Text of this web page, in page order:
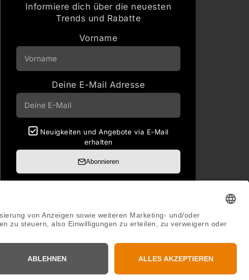
Informiere dich über die neuesten
Trends und Rabatte
Vorname
Deine E-Mail Adresse
Neuigkeiten und Angebote via E-Mail
erhalten
Abonnieren